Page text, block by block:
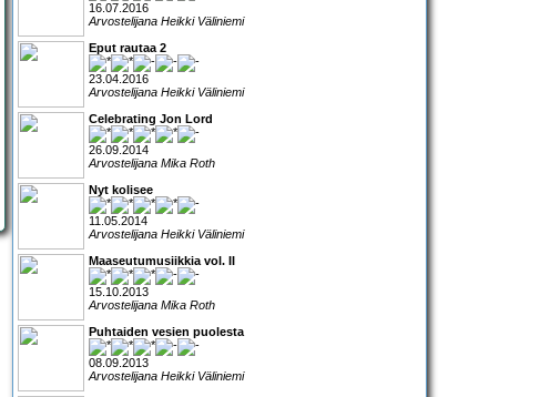
16.07.2016
Arvostelijana Heikki Väliniemi
Eput rautaa 2
23.04.2016
Arvostelijana Heikki Väliniemi
Celebrating Jon Lord
26.09.2014
Arvostelijana Mika Roth
Nyt kolisee
11.05.2014
Arvostelijana Heikki Väliniemi
Maaseutumusiikkia vol. II
15.10.2013
Arvostelijana Mika Roth
Puhtaiden vesien puolesta
08.09.2013
Arvostelijana Heikki Väliniemi